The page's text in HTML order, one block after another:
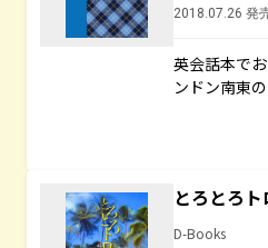
2018.07.26 発
英会話本で
ンドン南東
とろとろ
D-Books